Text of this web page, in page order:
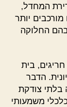
המחדל,
יותר
החלוקה
בית
הדבר
בלתי צודקת
משמעותי